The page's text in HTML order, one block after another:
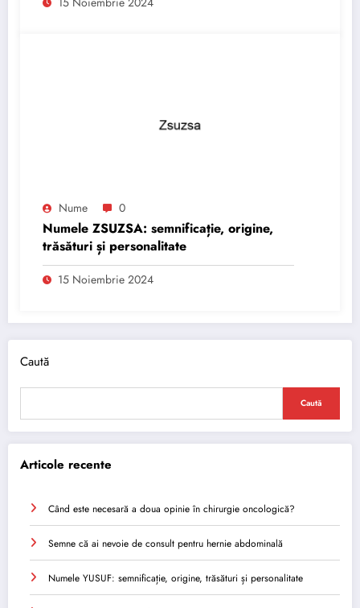
Nume 0
Numele ZSUZSA: semnificație, origine,
trăsături și personalitate
15 Noiembrie 2024
Caută
Caută
Articole recente
Când este necesară a doua opinie în chirurgie oncologică?
Semne că ai nevoie de consult pentru hernie abdominală
Numele YUSUF: semnificație, origine, trăsături și personalitate